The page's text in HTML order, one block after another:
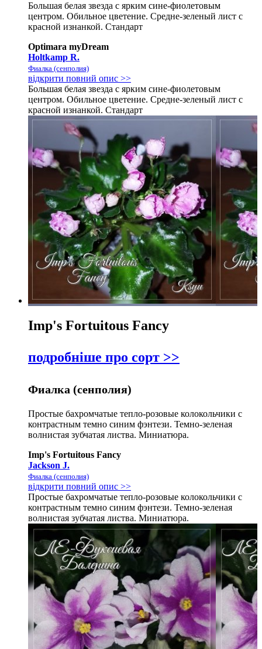
Большая белая звезда с ярким сине-фиолетовым
центром. Обильное цветение. Средне-зеленый лист с
красной изнанкой. Стандарт
Optimara myDream
Holtkamp R.
Фиалка (сенполия)
відкрити повний опис >>
Большая белая звезда с ярким сине-фиолетовым
центром. Обильное цветение. Средне-зеленый лист с
красной изнанкой. Стандарт
Imp's Fortuitous Fancy
подробніше про сорт >>
Фиалка (сенполия)
Простые бахромчатые тепло-розовые колокольчики с
контрастным темно синим фэнтези. Темно-зеленая
волнистая зубчатая листва. Миниатюра.
Imp's Fortuitous Fancy
Jackson J.
Фиалка (сенполия)
відкрити повний опис >>
Простые бахромчатые тепло-розовые колокольчики с
контрастным темно синим фэнтези. Темно-зеленая
волнистая зубчатая листва. Миниатюра.